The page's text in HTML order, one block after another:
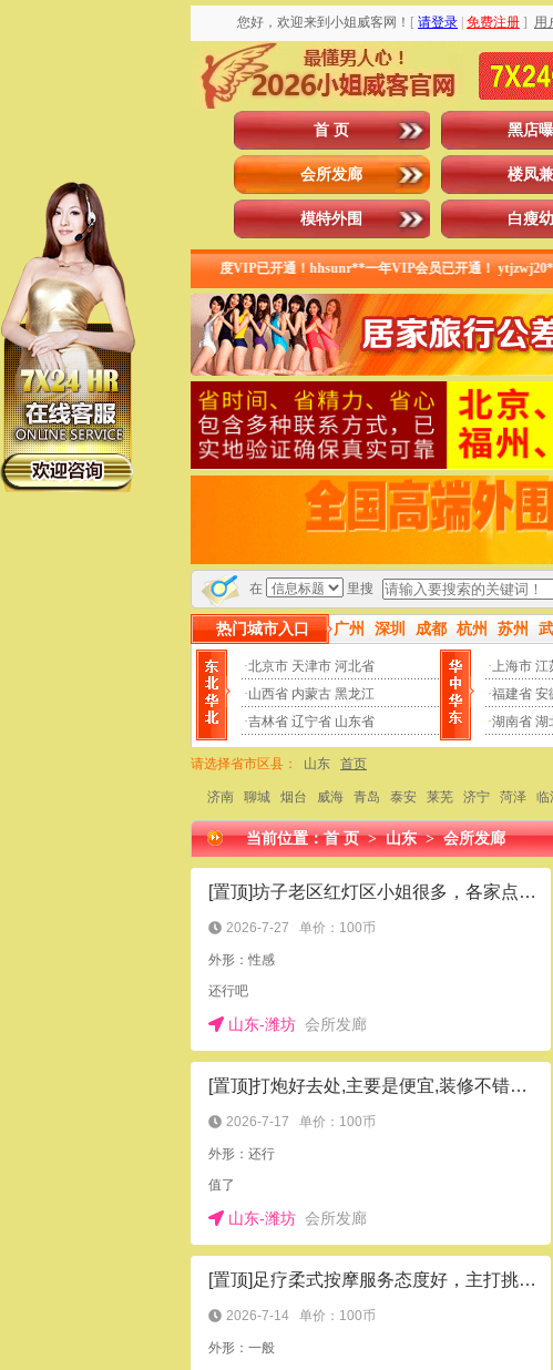
您好，欢迎来到小姐威客网！ [ 请登录 免费注册 ] 用
首 页 黑店
会所发廊 楼凤
模特外围 白瘦
！ 西北小**月度VIP已开通！hhsunr**一年VIP会员已开通！ ytjzwj20**
在 里搜
本站为小姐威客官网，帖子数量用户数量更新频率均遥遥
热门城市入口 广州 深圳 成都 杭州 苏州
·北京市 天津市 河北省
·山西省 内蒙古 黑龙江
·吉林省 辽宁省 山东省
·上海市 江
·福建省 安
·湖南省 湖
请选择省市区县： 山东 首页
济南 聊城 烟台 威海 青岛 泰安 莱芜 济宁 菏泽 临
当前位置：首 页>山东>会所发廊
[置顶]坊子老区红灯区小姐很多，各家点评看详细介绍
2026-7-27 单价：100币
外形：性感
还行吧
山东-潍坊 会所发廊
[置顶]打炮好去处,主要是便宜,装修不错的足疗店
2026-7-17 单价：100币
外形：还行
值了
山东-潍坊 会所发廊
[置顶]足疗柔式按摩服务态度好，主打挑逗让你软不下去
2026-7-14 单价：100币
外形：一般